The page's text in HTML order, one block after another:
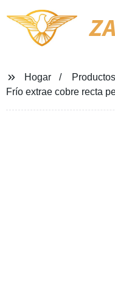
Hogar
Productos
Frío extrae cobre recta